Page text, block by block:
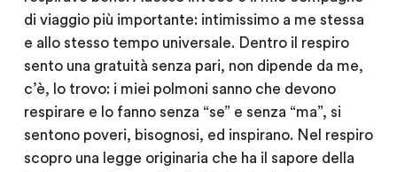
di viaggio più importante: intimissimo a me stessa
e allo stesso tempo universale. Dentro il respiro
sento una gratuità senza pari, non dipende da me,
c’è, lo trovo: i miei polmoni sanno che devono
respirare e lo fanno senza “se” e senza “ma”, si
sentono poveri, bisognosi, ed inspirano. Nel respiro
scopro una legge originaria che ha il sapore della